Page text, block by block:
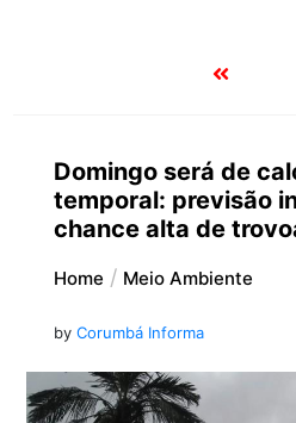
Domingo será de
temporal: previsão
chance alta de
Home Meio Ambiente
by Corumbá Informa